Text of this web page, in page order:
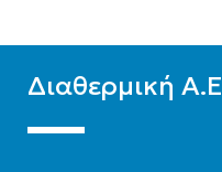
Διαθερμική Α.Ε